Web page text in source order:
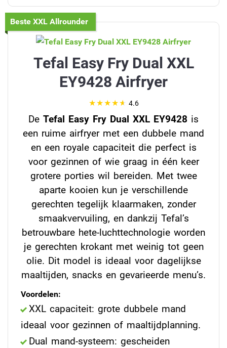
Beste XXL Allrounder
Tefal Easy Fry Dual XXL
EY9428 Airfryer
4.6
De Tefal Easy Fry Dual XXL EY9428 is
een ruime airfryer met een dubbele mand
en een royale capaciteit die perfect is
voor gezinnen of wie graag in één keer
grotere porties wil bereiden. Met twee
aparte kooien kun je verschillende
gerechten tegelijk klaarmaken, zonder
smaakvervuiling, en dankzij Tefal’s
betrouwbare hete-luchttechnologie worden
je gerechten krokant met weinig tot geen
olie. Dit model is ideaal voor dagelijkse
maaltijden, snacks en gevarieerde menu’s.
Voordelen:
XXL capaciteit: grote dubbele mand
ideaal voor gezinnen of maaltijdplanning.
Dual mand-systeem: gescheiden